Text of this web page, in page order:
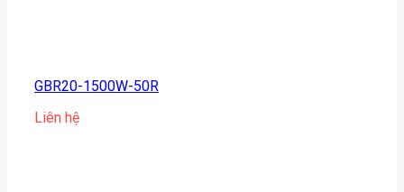
GBR20-1500W-50R
Liên hệ